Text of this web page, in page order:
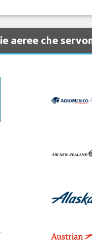
aeree che